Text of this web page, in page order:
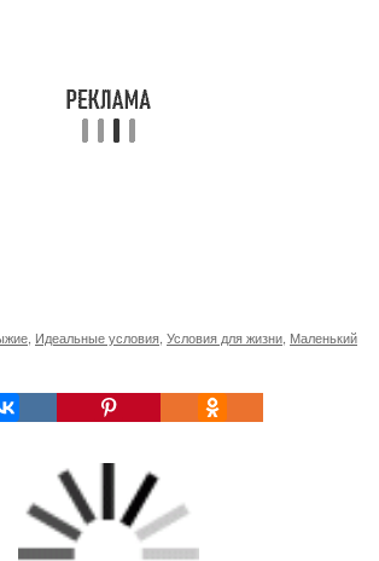
Идеальные условия Условия для жизни Маленький